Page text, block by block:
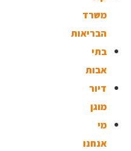
משרד
הבריאות
בתי
אבות
דיור
מוגן
מי
אנחנו